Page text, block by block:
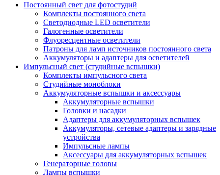
Постоянный свет для фотостудий
Комплекты постоянного света
Светодиодные LED осветители
Галогенные осветители
Флуоресцентные осветители
Патроны для ламп источников постоянного света
Аккумуляторы и адаптеры для осветителей
Импульсный свет (студийные вспышки)
Комплекты импульсного света
Студийные моноблоки
Аккумуляторные вспышки и аксессуары
Аккумуляторные вспышки
Головки и насадки
Адаптеры для аккумуляторных вспышек
Аккумуляторы, сетевые адаптеры и зарядные
устройства
Импульсные лампы
Аксессуары для аккумуляторных вспышек
Генераторные головы
Лампы вспышки